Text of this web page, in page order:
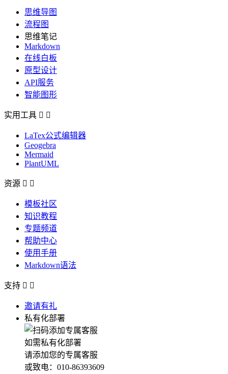
思维导图
流程图
思维笔记
Markdown
在线白板
原型设计
API服务
智能图形
实用工具  
LaTex公式编辑器
Geogebra
Mermaid
PlantUML
资源  
模板社区
知识教程
专题频道
帮助中心
使用手册
Markdown语法
支持  
邀请有礼
私有化部署
如需私有化部署
请添加您的专属客服
或致电：010-86393609